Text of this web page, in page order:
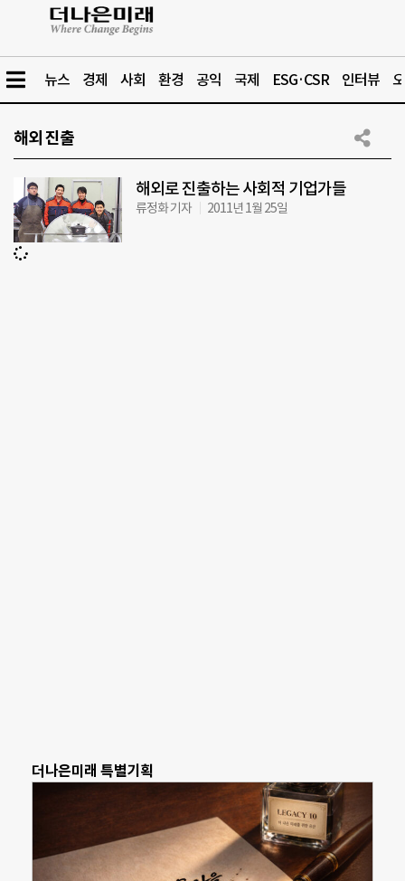
뉴스 경제 사회 환경 공익 국제 ESG·CSR 인터뷰
해외 진출
해외로 진출하는 사회적 기업가들
류정화 기자 2011년 1월 25일
더나은미래 특별기획